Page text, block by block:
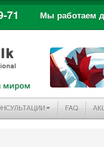
71 Мы работаем
FAQ